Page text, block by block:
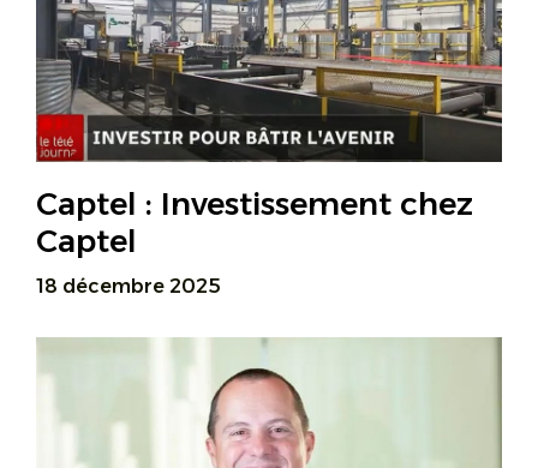
Captel : Investissement chez
Captel
18 décembre 2025